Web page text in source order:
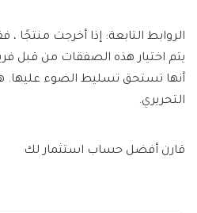
الروابط التابعة: إذا أخرجت منتجًا
يتم اختيار هذه الصفقات من قبل فريق
أنها تستحق تسليط الضوء عليها.
التحريري.
قارن أفضل حساب استثمار لك